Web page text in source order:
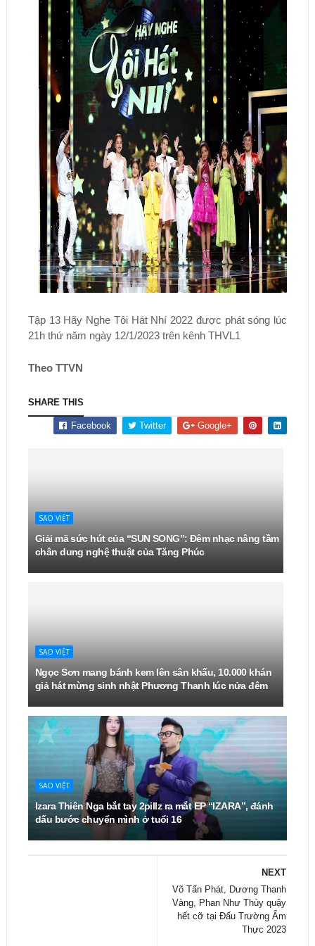
Tập 13 Hãy Nghe Tôi Hát Nhí 2022 được phát sóng lúc
21h thứ năm ngày 12/1/2023 trên kênh THVL1
Theo TTVN
SHARE THIS
Facebook Twitter Google+
SAO VIỆT
Giải mã sức hút của “SUN SONG”: Đêm nhạc nâng tầm
chân dung nghệ thuật của Tăng Phúc
SAO VIỆT
Ngọc Sơn mang bánh kem lên sân khấu, 10.000 khán
giả hát mừng sinh nhật Phương Thanh lúc nửa đêm
SAO VIỆT
Izara Thiên Nga bắt tay 2pillz ra mắt EP “IZARA”, đánh
dấu bước chuyển mình ở tuổi 16
NEXT
Võ Tấn Phát, Dương Thanh
Vàng, Phan Như Thùy quậy
hết cỡ tại Đấu Trường Ẩm
Thực 2023